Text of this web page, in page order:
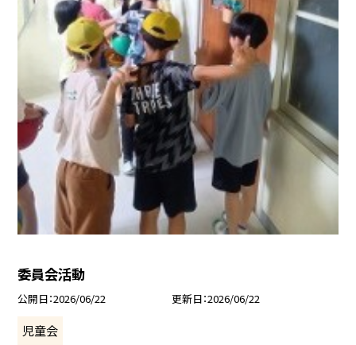
委員会活動
公開日 2026/06/22 更新日 2026/06/22
児童会